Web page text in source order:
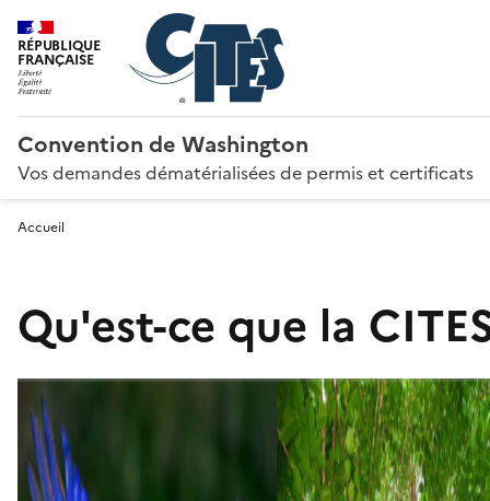
RÉPUBLIQUE
FRANÇAISE
Convention de Washington
Vos demandes dématérialisées de permis et certificats
Accueil
Qu'est-ce que la